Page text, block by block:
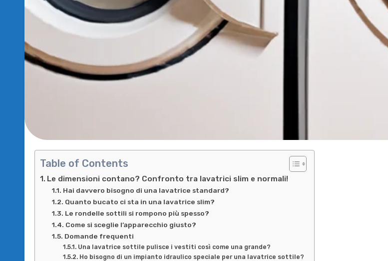
Table of Contents
Le dimensioni contano? Confronto tra lavatrici slim e normali!
Hai davvero bisogno di una lavatrice standard?
Quanto bucato ci sta in una lavatrice slim?
Le rondelle sottili si rompono più spesso?
Come si sceglie l’apparecchio giusto?
Domande frequenti
Una lavatrice sottile pulisce i vestiti così come una grande?
Ho bisogno di un impianto idraulico speciale per una lavatrice sottile?